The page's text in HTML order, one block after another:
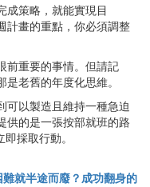
成策略，就能實現目
計畫的重點，你必須調整
前重要的事情。但請記
老舊的年度化思維。
可以製造且維持一種急迫
供的是一張按部就班的路
採取行動。
就半途而廢？成功翻身的